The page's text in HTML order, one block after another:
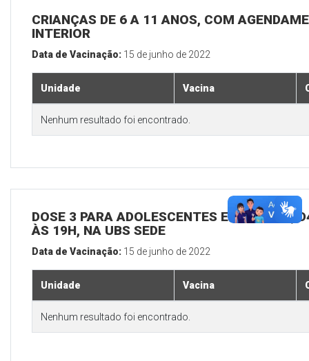
CRIANÇAS DE 6 A 11 ANOS, COM
INTERIOR
Data de Vacinação: 15 de junho de 2022
Unidade Vacina
Nenhum resultado foi encontrado.
DOSE 3 PARA ADOLESCENTES E ADULTOS,
ÀS 19H, NA UBS SEDE
Data de Vacinação: 15 de junho de 2022
Unidade Vacina
Nenhum resultado foi encontrado.